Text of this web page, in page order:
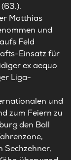
Matthias
und
Feld
Einsatz für
ex aequo
Liga-
und
zum Feiern zu
den Ball
Sechzehner,